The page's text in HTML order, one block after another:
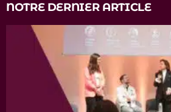
NOTRE DERNIER ARTICLE